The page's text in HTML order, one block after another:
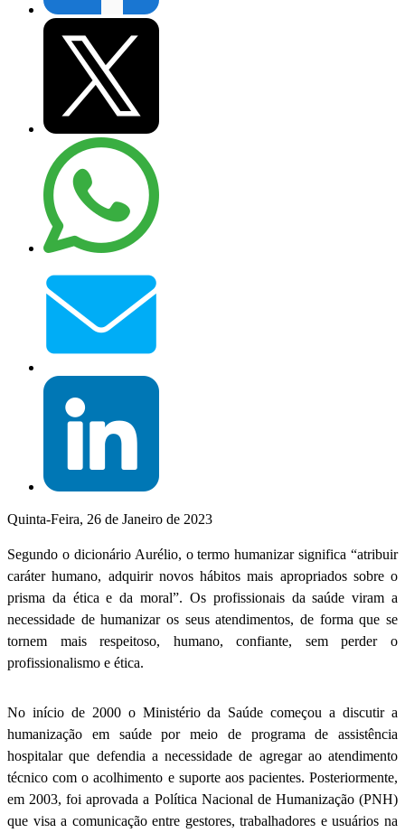
Quinta-Feira, 26 de Janeiro de 2023
Segundo o dicionário Aurélio, o termo humanizar significa “atribuir
caráter humano, adquirir novos hábitos mais apropriados sobre o
prisma da ética e da moral”. Os profissionais da saúde viram a
necessidade de humanizar os seus atendimentos, de forma que se
tornem mais respeitoso, humano, confiante, sem perder o
profissionalismo e ética.
No início de 2000 o Ministério da Saúde começou a discutir a
humanização em saúde por meio de programa de assistência
hospitalar que defendia a necessidade de agregar ao atendimento
técnico com o acolhimento e suporte aos pacientes. Posteriormente,
em 2003, foi aprovada a Política Nacional de Humanização (PNH)
que visa a comunicação entre gestores, trabalhadores e usuários na